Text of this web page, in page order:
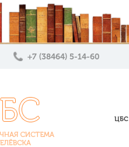
+7 (38464) 5-14-60
ЦБС